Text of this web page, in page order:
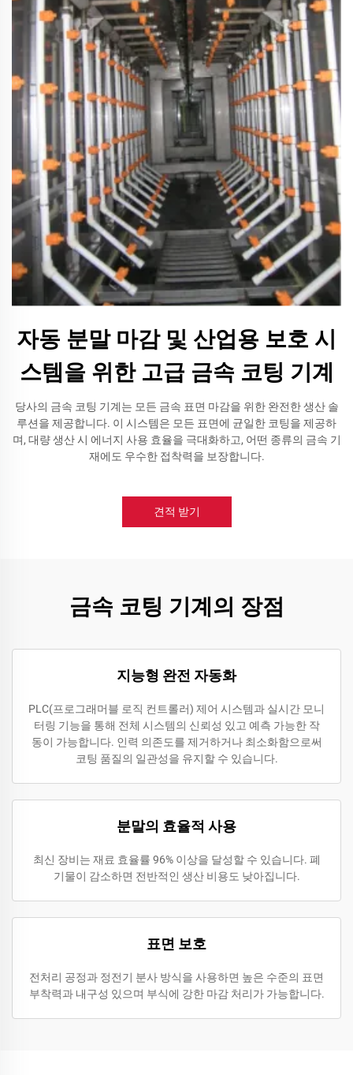
자동 분말 마감 및 산업용 보호 시
스템을 위한 고급 금속 코팅 기계
당사의 금속 코팅 기계는 모든 금속 표면 마감을 위한 완전한 생산 솔
루션을 제공합니다. 이 시스템은 모든 표면에 균일한 코팅을 제공하
며, 대량 생산 시 에너지 사용 효율을 극대화하고, 어떤 종류의 금속 기
재에도 우수한 접착력을 보장합니다.
견적 받기
금속 코팅 기계의 장점
지능형 완전 자동화
PLC(프로그래머블 로직 컨트롤러) 제어 시스템과 실시간 모니
터링 기능을 통해 전체 시스템의 신뢰성 있고 예측 가능한 작
동이 가능합니다. 인력 의존도를 제거하거나 최소화함으로써
코팅 품질의 일관성을 유지할 수 있습니다.
분말의 효율적 사용
최신 장비는 재료 효율률 96% 이상을 달성할 수 있습니다. 폐
기물이 감소하면 전반적인 생산 비용도 낮아집니다.
표면 보호
전처리 공정과 정전기 분사 방식을 사용하면 높은 수준의 표면
부착력과 내구성 있으며 부식에 강한 마감 처리가 가능합니다.